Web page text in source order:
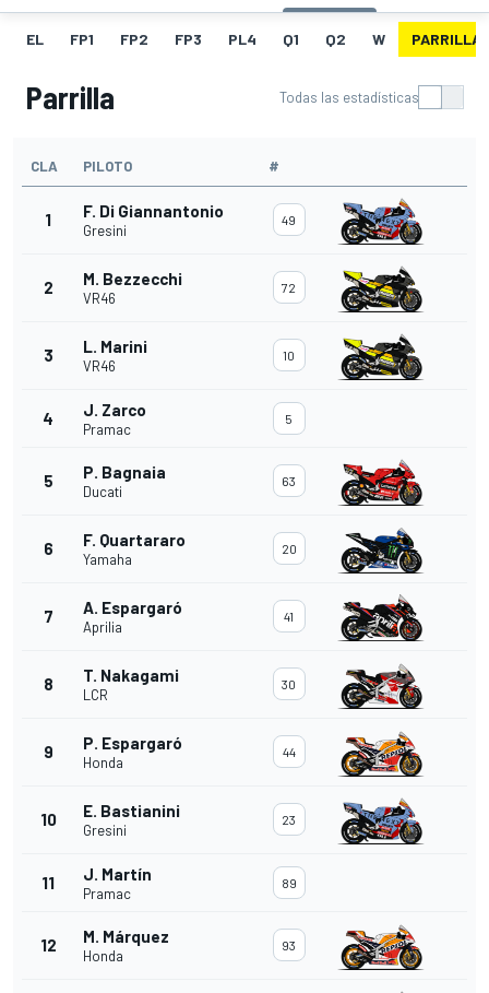
EL FP1 FP2 FP3 PL4 Q1 Q2 W PARRILLA
Parrilla Todas las estadísticas
CLA PILOTO #
1 F. Di Giannantonio
Gresini
49
2 M. Bezzecchi
VR46
72
3 L. Marini
VR46
10
4 J. Zarco
Pramac
5
5 P. Bagnaia
Ducati
63
6 F. Quartararo
Yamaha
20
7 A. Espargaró
Aprilia
41
8 T. Nakagami
LCR
30
9 P. Espargaró
Honda
44
10 E. Bastianini
Gresini
23
11 J. Martín
Pramac
89
12 M. Márquez
Honda
93